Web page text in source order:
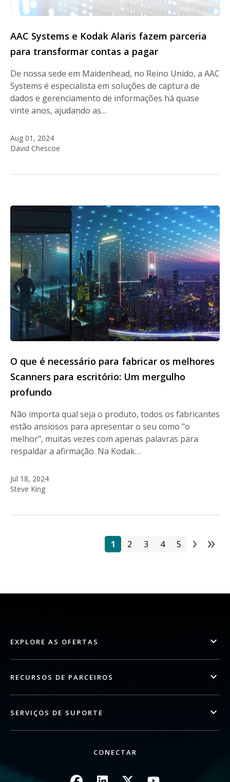
AAC Systems e Kodak Alaris fazem parceria
para transformar contas a pagar
De nossa sede em Maidenhead, no Reino Unido, a AAC
Systems é especialista em soluções de captura de
dados e gerenciamento de informações há quase
vinte anos, ajudando as…
Aug 01, 2024
David Chescoe
O que é necessário para fabricar os melhores
Scanners para escritório: Um mergulho
profundo
Não importa qual seja o produto, todos os fabricantes
estão ansiosos para apresentar o seu como "o
melhor", muitas vezes com apenas palavras para
respaldar a afirmação. Na Kodak…
Jul 18, 2024
Steve King
Página
1 Página
2 Página
3 Página
4 Página
5 › »
EXPLORE AS OFERTAS
RECURSOS DE PARCEIROS
SERVIÇOS DE SUPORTE
CONECTAR
ImagemImagemImagemImagem